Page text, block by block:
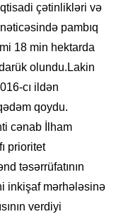
çətinlikləri və
pambıq
18 min hektarda
olundu.Lakin
cı ildən
qoydu.
cənab İlham
prioritet
təsərrüfatının
inkişaf mərhələsinə
verdiyi